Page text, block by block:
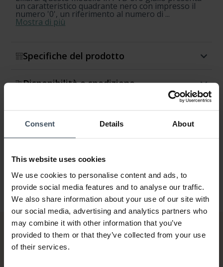
Consent Details About
This website uses cookies
We use cookies to personalise content and ads, to
provide social media features and to analyse our traffic.
We also share information about your use of our site with
our social media, advertising and analytics partners who
may combine it with other information that you’ve
provided to them or that they’ve collected from your use
of their services.
un caratteristico quadrante nero con impresso il
numero '0', un riferimento al numero di ...
Mostra di più
Specifiche del prodotto
Disponibilità e spedizione
Restituzione e cambio
Garanzia